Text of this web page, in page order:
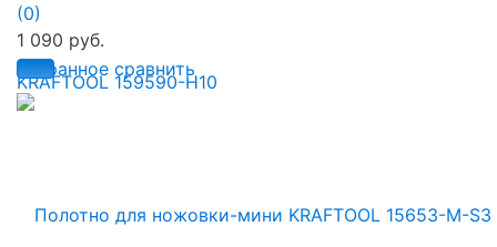
избранное сравнить
(0)
1 090 руб.